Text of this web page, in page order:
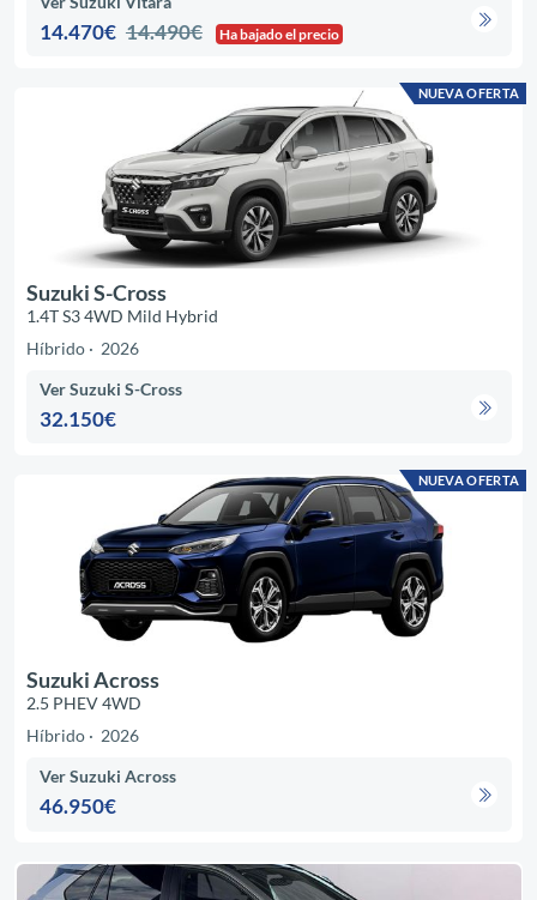
14.470€ 14.490€ Ha bajado el precio
NUEVA OFERTA
Suzuki S-Cross
1.4T S3 4WD Mild Hybrid
Híbrido
2026
Ver Suzuki S-Cross
32.150€
NUEVA OFERTA
Suzuki Across
2.5 PHEV 4WD
Híbrido
2026
Ver Suzuki Across
46.950€